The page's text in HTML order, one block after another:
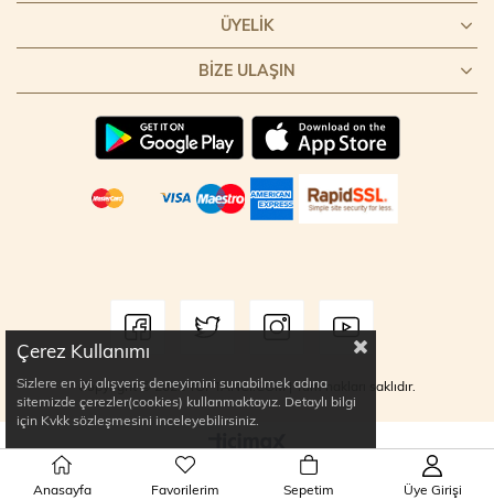
ÜYELIK
BIZE ULAŞIN
Copyright © 2022 TOPTANCI.COM | Tüm hakları saklıdır.
Çerez Kullanımı
Sizlere en iyi alışveriş deneyimini sunabilmek adına
sitemizde çerezler(cookies) kullanmaktayız. Detaylı bilgi
için Kvkk sözleşmesini inceleyebilirsiniz.
Anasayfa Favorilerim Sepetim Üye Girişi